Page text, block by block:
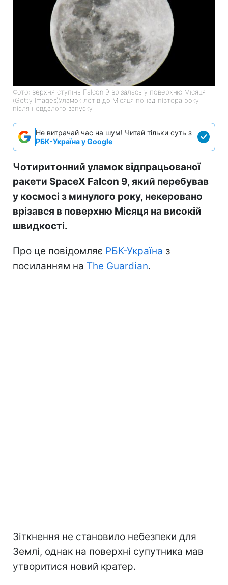
Фото: верхня ступінь Falcon 9 врізалась у поверхню Місяця
(Getty Images)Уламок летів до Місяця понад півтора року
після невдалого запуску
Не витрачай час на шум! Читай тільки суть з
РБК-Україна у Google
Чотиритонний уламок відпрацьованої
ракети SpaceX Falcon 9, який перебував
у космосі з минулого року, некеровано
врізався в поверхню Місяця на високій
швидкості.
Про це повідомляє РБК-Україна з
посиланням на The Guardian.
Зіткнення не становило небезпеки для
Землі, однак на поверхні супутника мав
утворитися новий кратер.